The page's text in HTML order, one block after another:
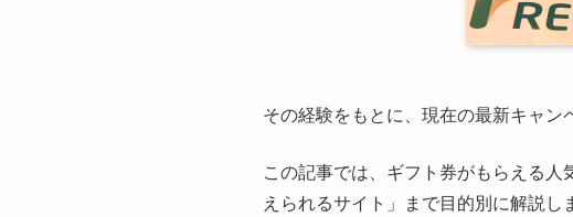
その経験をもとに、現在の最新キャン
この記事では、ギフト券がもらえる
えられるサイト」まで目的別に解説し